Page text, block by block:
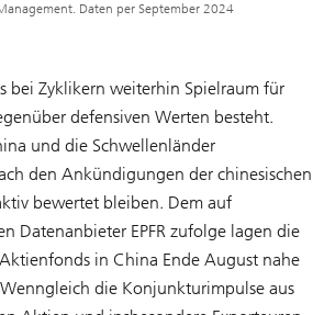
Daten per September 2024
bei Zyklikern weiterhin Spielraum für
defensiven Werten besteht.
und die Schwellenländer
den Ankündigungen der chinesischen
bewertet bleiben. Dem auf
Datenanbieter EPFR zufolge lagen die
in China Ende August nahe
die Konjunkturimpulse aus